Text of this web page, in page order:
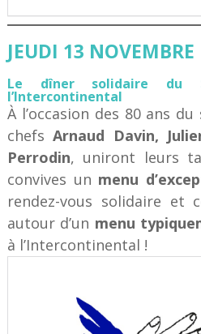
JEUDI 13 NOVEMBRE
Le dîner solidaire du
l’Intercontinental
À l’occasion des 80 ans
chefsArnaud Davin,
Perrodin, uniront leurs
convives un menu
rendez-vous solidaire et
autour d’un menu
à l’Intercontinental !